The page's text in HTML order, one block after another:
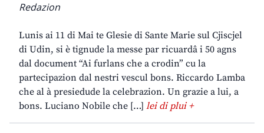
Redazion
Lunis ai 11 di Mai te Glesie di Sante Marie sul Cjiscjel
di Udin, si è tignude la messe par ricuardâ i 50 agns
dal document “Ai furlans che a crodin” cu la
partecipazion dal nestri vescul bons. Riccardo Lamba
che al à presiedude la celebrazion. Un grazie a lui, a
bons. Luciano Nobile che […] lei di plui +